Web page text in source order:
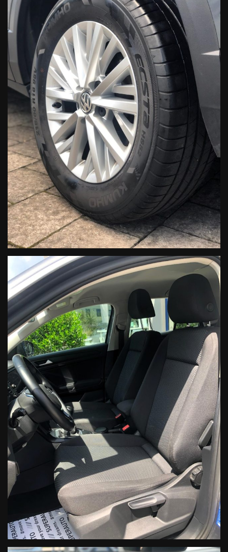
La dotazione tecnica e gli accessori indicati nella presente
scheda potrebbero non coincidere con l’effettivo
equipaggiamento del veicolo, a causa della non uniformità dei
dati pubblicati dai diversi portali. Ci scusiamo per
l’inconveniente e vi invitiamo a verificare con il nostro venditore
le caratteristiche dello specifico veicolo. Superauto s.r.l. declina
ogni responsabilità per eventuali involontarie incongruenze, che
non rappresentano in alcun modo un impegno contrattuale.
* Prezzo finale offerto al pubblico, non vincolato all’acquisto di
un finanziamento, a permuta o rottamazione. Passaggio di
proprietà o eventuale targatura, IPT esclusi.